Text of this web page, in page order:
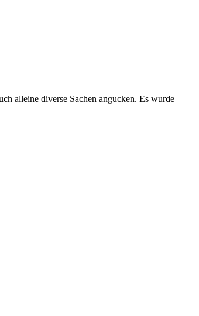
alleine diverse Sachen angucken. Es wurde